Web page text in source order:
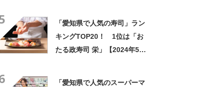
「愛知県で人気の寿司」ラン
キングTOP20！ 1位は「お
たる政寿司 栄」【2024年5月
「愛知県で人気のスーパーマ